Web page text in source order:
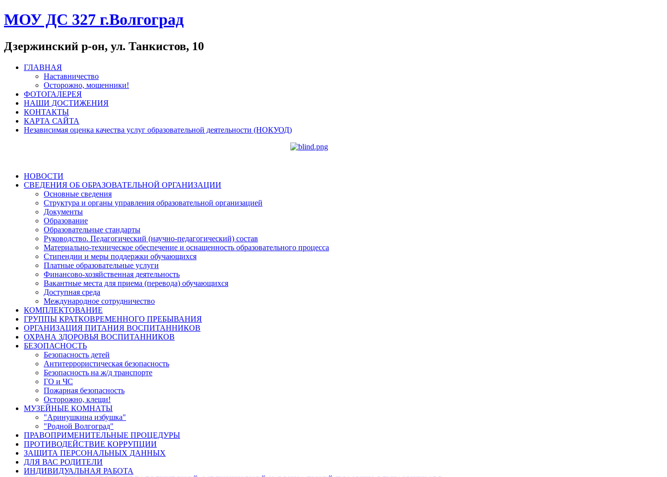
МОУ ДС 327 г.Волгоград
Дзержинский р-он, ул. Танкистов, 10
ГЛАВНАЯ
Наставничество
Осторожно, мошенники!
ФОТОГАЛЕРЕЯ
НАШИ ДОСТИЖЕНИЯ
КОНТАКТЫ
КАРТА САЙТА
Независимая оценка качества услуг образовательной деятельности (НОКУОД)
НОВОСТИ
СВЕДЕНИЯ ОБ ОБРАЗОВАТЕЛЬНОЙ ОРГАНИЗАЦИИ
Основные сведения
Структура и органы управления образовательной организацией
Документы
Образование
Образовательные стандарты
Руководство. Педагогический (научно-педагогический) состав
Материально-техническое обеспечение и оснащенность образовательного процесса
Стипендии и меры поддержки обучающихся
Платные образовательные услуги
Финансово-хозяйственная деятельность
Вакантные места для приема (перевода) обучающихся
Доступная среда
Международное сотрудничество
КОМПЛЕКТОВАНИЕ
ГРУППЫ КРАТКОВРЕМЕННОГО ПРЕБЫВАНИЯ
ОРГАНИЗАЦИЯ ПИТАНИЯ ВОСПИТАННИКОВ
ОХРАНА ЗДОРОВЬЯ ВОСПИТАННИКОВ
БЕЗОПАСНОСТЬ
Безопасность детей
Антитеррористическая безопасность
Безопасность на ж/д транспорте
ГО и ЧС
Пожарная безопасность
Осторожно, клещи!
МУЗЕЙНЫЕ КОМНАТЫ
"Аринушкина избушка"
"Родной Волгоград"
ПРАВОПРИМЕНИТЕЛЬНЫЕ ПРОЦЕДУРЫ
ПРОТИВОДЕЙСТВИЕ КОРРУПЦИИ
ЗАЩИТА ПЕРСОНАЛЬНЫХ ДАННЫХ
ДЛЯ ВАС РОДИТЕЛИ
ИНДИВИДУАЛЬНАЯ РАБОТА